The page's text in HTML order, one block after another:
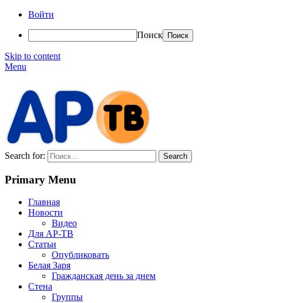
Войти
Поиск
Skip to content
Menu
Search for:
Primary Menu
Главная
Новости
Видео
Для АР-ТВ
Статьи
Опубликовать
Белая Заря
Гражданская день за днем
Стена
Группы